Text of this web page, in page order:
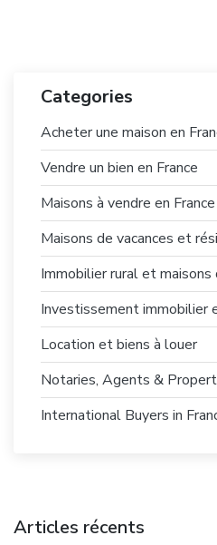
Categories
Acheter une maison en
Vendre un bien en France
Maisons à vendre en France
Maisons de vacances et
Immobilier rural et maisons
Investissement immobilier
Location et biens à louer
Notaries, Agents &
International Buyers in
Articles récents